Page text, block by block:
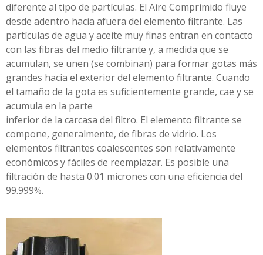
diferente al tipo de partículas. El Aire Comprimido fluye
desde adentro hacia afuera del elemento filtrante. Las
partículas de agua y aceite muy finas entran en contacto
con las fibras del medio filtrante y, a medida que se
acumulan, se unen (se combinan) para formar gotas más
grandes hacia el exterior del elemento filtrante. Cuando
el tamaño de la gota es suficientemente grande, cae y se
acumula en la parte
inferior de la carcasa del filtro. El elemento filtrante se
compone, generalmente, de fibras de vidrio. Los
elementos filtrantes coalescentes son relativamente
económicos y fáciles de reemplazar. Es posible una
filtración de hasta 0.01 micrones con una eficiencia del
99.999%.